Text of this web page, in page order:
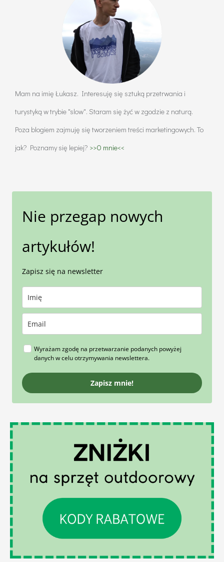
Mam na imię Łukasz. Interesuję się sztuką przetrwania i
turystyką w trybie "slow". Staram się żyć w zgodzie z naturą.
Poza blogiem zajmuję się tworzeniem treści marketingowych. To
jak? Poznamy się lepiej? >>O mnie<<
Nie przegap nowych
artykułów!
Zapisz się na newsletter
Wyrażam zgodę na przetwarzanie podanych powyżej
danych w celu otrzymywania newslettera.
Zapisz mnie!